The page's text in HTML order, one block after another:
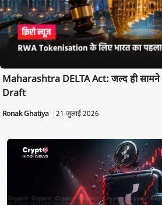
Maharashtra DELTA Act: जल्द ही
Draft
Ronak Ghatiya 21 जुलाई 2026